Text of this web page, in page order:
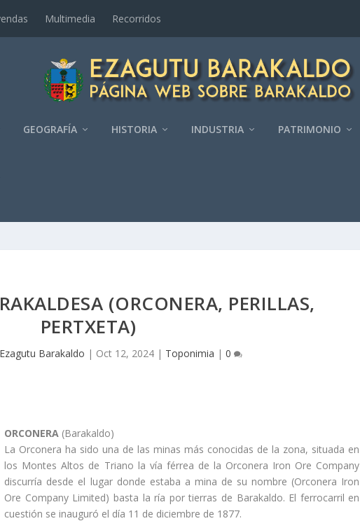
Multimedia Recorridos
GEOGRAFÍ­A HISTORIA INDUSTRIA PATRIMONIO
(ORCONERA, PERILLAS,
PERTXETA)
Ezagutu Barakaldo | Oct 12, 2024| Toponimia | 0
ORCONERA (Barakaldo)
La Orconera ha sido una de las minas más conocidas de la zona, situada en
los Montes Altos de Triano la ví­a férrea de la Orconera Iron Ore Company
discurrí­a desde el lugar donde estaba a mina de su nombre (Orconera Iron
Ore Company Limited) basta la rí­a por tierras de Barakaldo. El ferrocarril en
cuestión se inauguró el dí­a 11 de diciembre de 1877.